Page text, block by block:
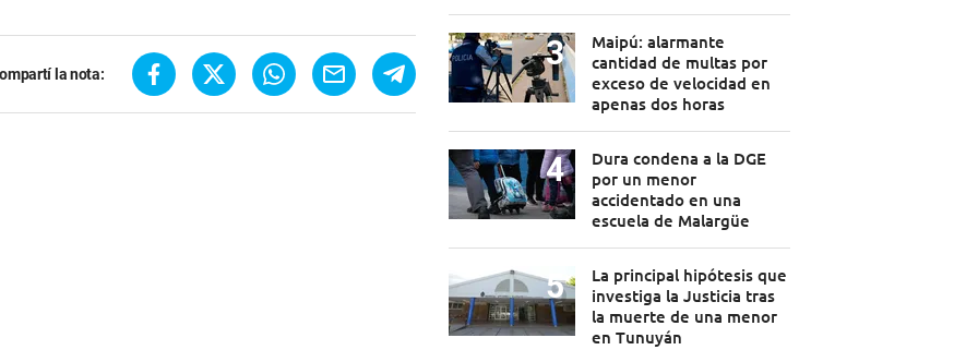
la nota:
Maipú: alarmante
cantidad de multas por
exceso de velocidad en
apenas dos horas
Dura condena a la DGE
por un menor
accidentado en una
escuela de Malargüe
La principal hipótesis que
investiga la Justicia tras
la muerte de una menor
en Tunuyán